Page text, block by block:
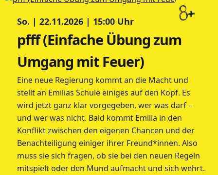
8+
So. | 22.11.2026 | 15:00 Uhr
pfff (Einfache Übung zum
Umgang mit Feuer)
Eine neue Regierung kommt an die Macht und
stellt an Emilias Schule einiges auf den Kopf. Es
wird jetzt ganz klar vorgegeben, wer was darf –
und wer was nicht. Bald kommt Emilia in den
Konflikt zwischen den eigenen Chancen und der
Benachteiligung einiger ihrer Freund*innen. Also
muss sie sich fragen, ob sie bei den neuen Regeln
mitspielt oder den Mund aufmacht und sich wehrt.